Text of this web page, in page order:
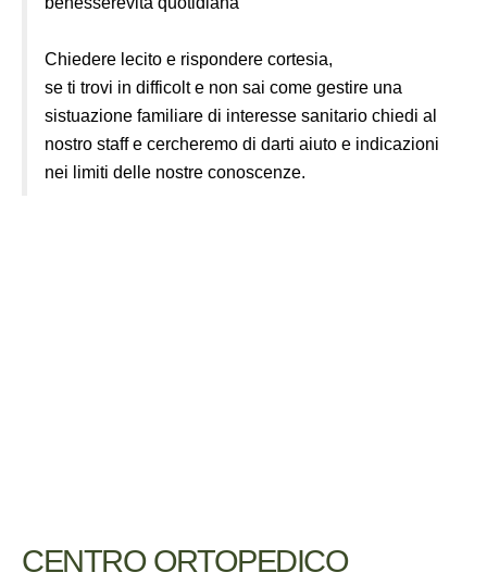
Chiedere lecito e rispondere cortesia,
se ti trovi in difficolt e non sai come gestire una
sistuazione familiare di interesse sanitario chiedi al
nostro staff e cercheremo di darti aiuto e indicazioni
nei limiti delle nostre conoscenze.
CENTRO ORTOPEDICO